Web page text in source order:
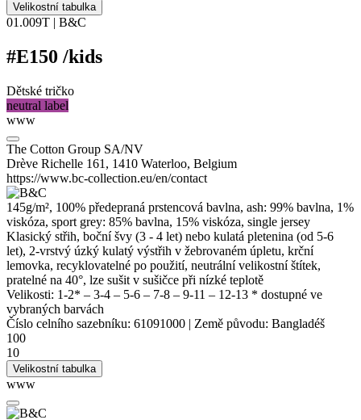
Velikostní tabulka
01.009T | B&C
#E150 /kids
Dětské tričko
neutral label
www
The Cotton Group SA/NV
Drève Richelle 161, 1410 Waterloo, Belgium
https://www.bc-collection.eu/en/contact
145g/m², 100% předepraná prstencová bavlna, ash: 99% bavlna, 1%
viskóza, sport grey: 85% bavlna, 15% viskóza, single jersey
Klasický střih, boční švy (3 - 4 let) nebo kulatá pletenina (od 5-6
let), 2-vrstvý úzký kulatý výstřih v žebrovaném úpletu, krční
lemovka, recyklovatelné po použití, neutrální velikostní štítek,
pratelné na 40°, lze sušit v sušičce při nízké teplotě
Velikosti: 1-2* – 3-4 – 5-6 – 7-8 – 9-11 – 12-13 * dostupné ve
vybraných barvách
Číslo celního sazebníku: 61091000 | Země původu: Bangladéš
100
10
Velikostní tabulka
www